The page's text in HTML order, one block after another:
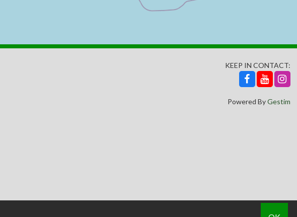
+
KEEP IN CONTACT:
Powered ByGestim